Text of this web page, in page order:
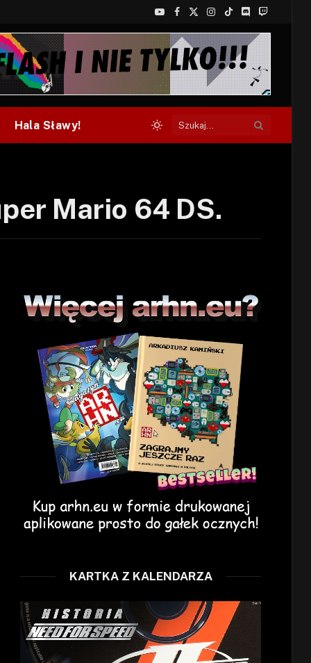
YouTube
Facebook
X
(Twitter)
Instagram
TikTokDiscordTwitch
Hala Sławy!
Mario 64 DS.
KARTKA Z KALENDARZA